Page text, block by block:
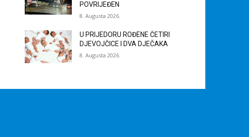
POVRIJEĐEN
8. Augusta 2026.
U PRIJEDORU ROĐENE ČETIRI
DJEVOJČICE I DVA DJEČAKA
8. Augusta 2026.